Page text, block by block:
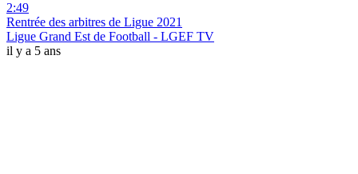
2:49
Rentrée des arbitres de Ligue 2021
Ligue Grand Est de Football - LGEF TV
il y a 5 ans